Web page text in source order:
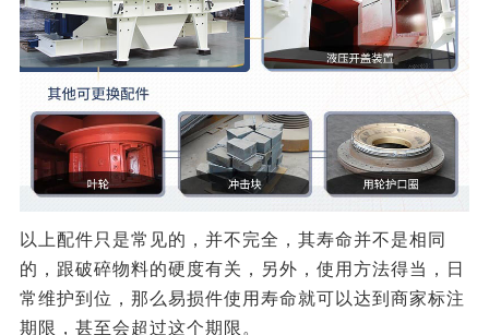
以上配件只是常见的，并不完全，其寿命并不是相同
的，跟破碎物料的硬度有关，另外，使用方法得当，日
常维护到位，那么易损件使用寿命就可以达到商家标注
期限，甚至会超过这个期限。